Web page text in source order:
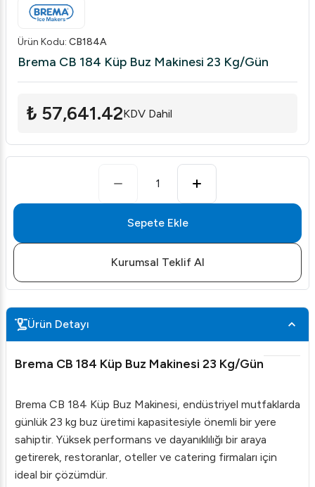
Ürün Kodu: CB184A
Brema CB 184 Küp Buz Makinesi 23 Kg/Gün
₺ 57,641.42KDV Dahil
1
Sepete Ekle
Kurumsal Teklif Al
Ürün Detayı
Brema CB 184 Küp Buz Makinesi 23 Kg/Gün
Brema CB 184 Küp Buz Makinesi, endüstriyel mutfaklarda
günlük 23 kg buz üretimi kapasitesiyle önemli bir yere
sahiptir. Yüksek performans ve dayanıklılığı bir araya
getirerek, restoranlar, oteller ve catering firmaları için
ideal bir çözümdür.